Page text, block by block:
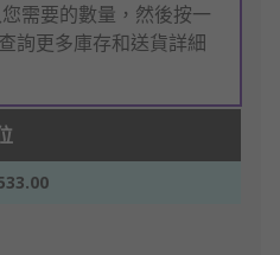
需要的數量，然後按一
詢更多庫存和送貨詳細